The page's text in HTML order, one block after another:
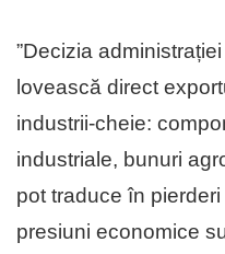
”Decizia
lovească direct
industrii-cheie:
industriale, bunuri
pot traduce în
presiuni economice